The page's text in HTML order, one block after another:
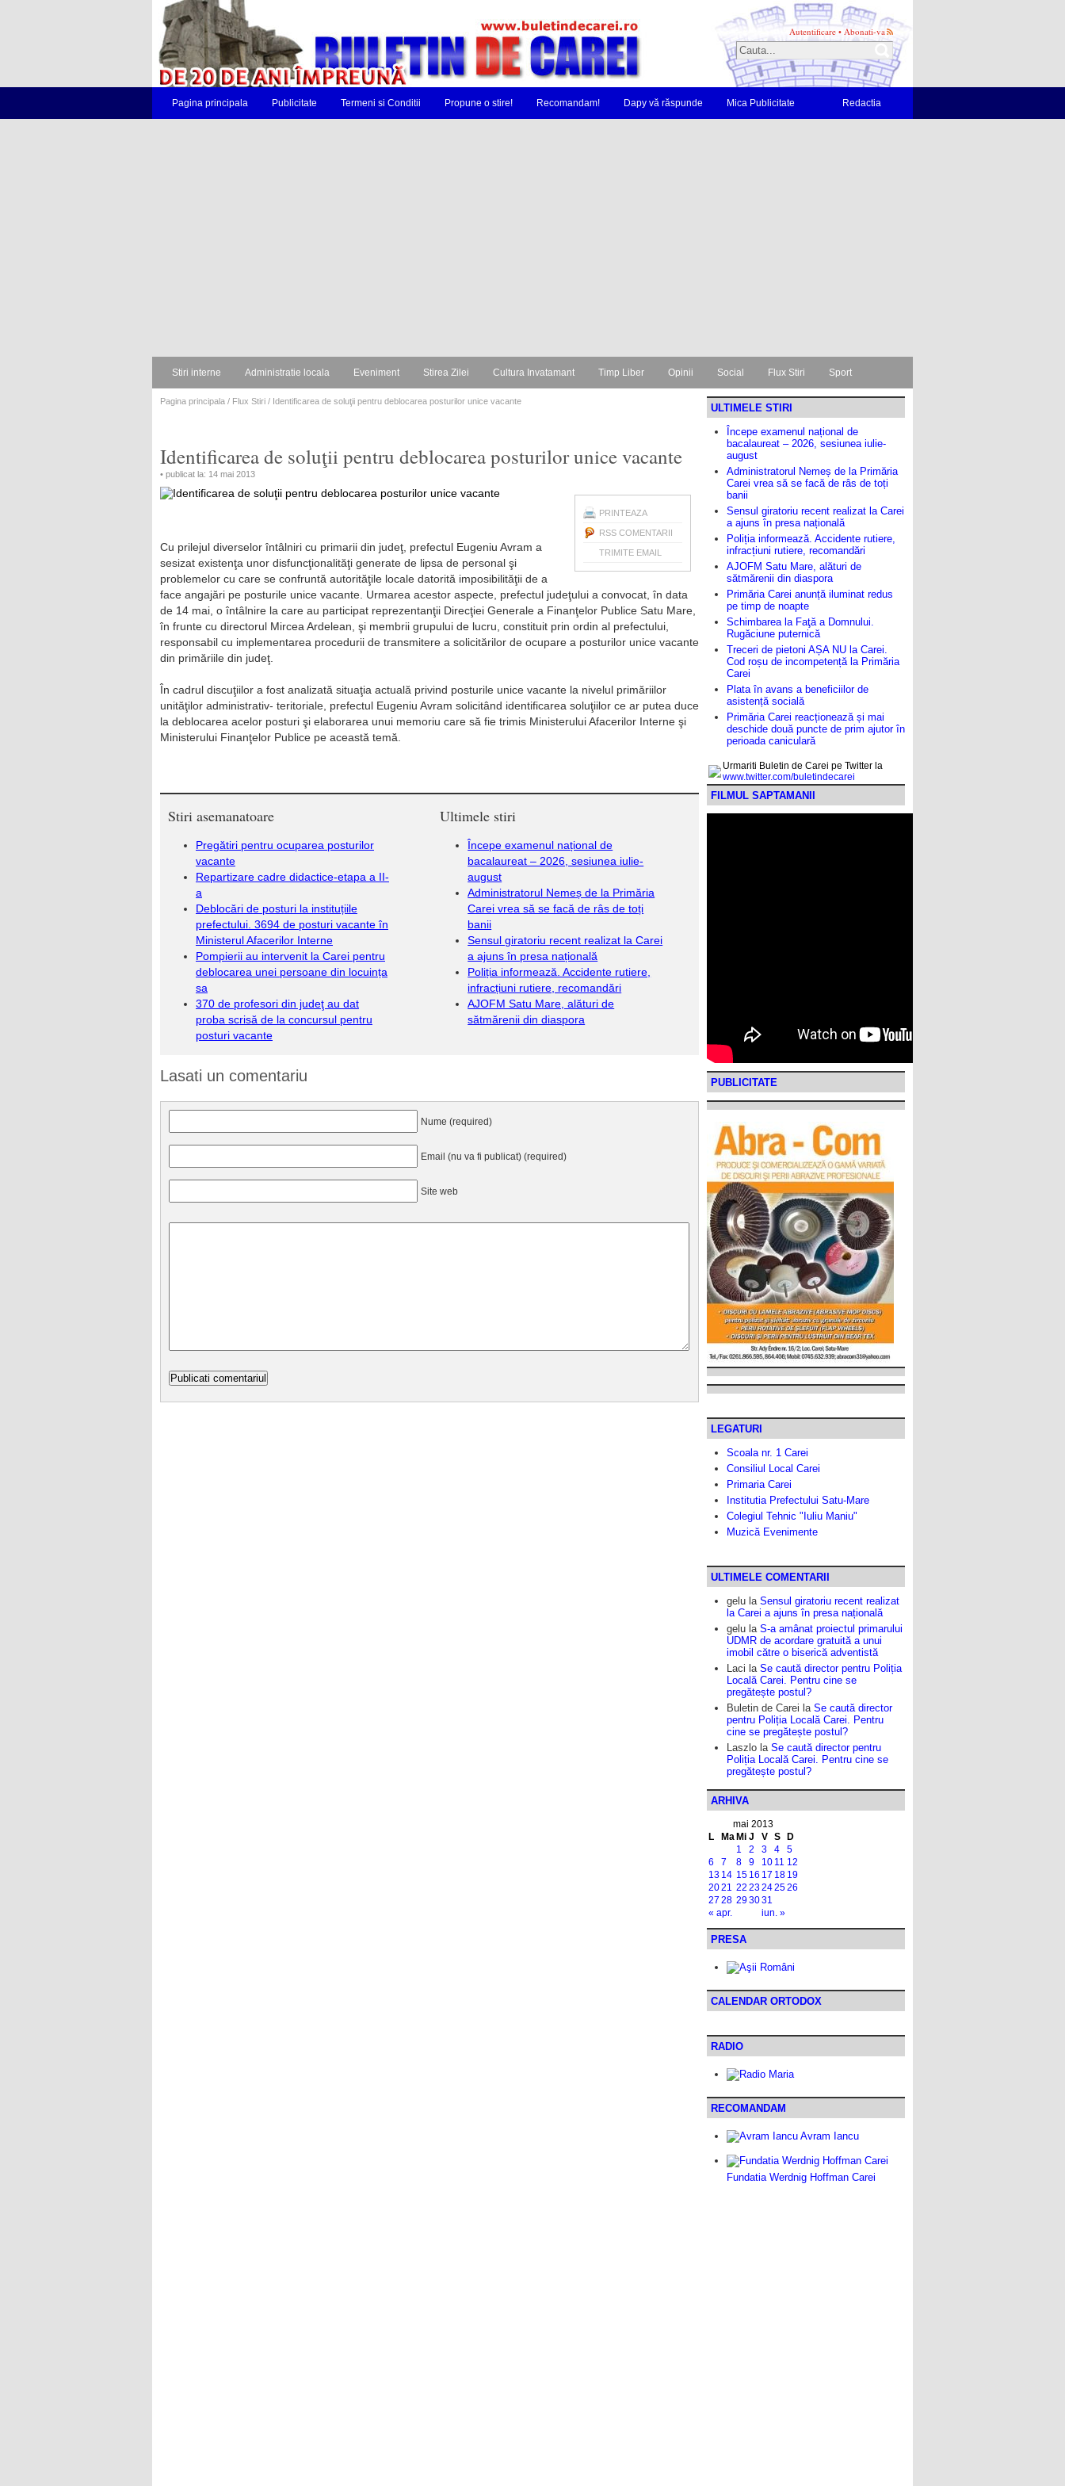
Autentificare • Abonati-va
Pagina principala Publicitate Termeni si Conditii Propune o stire! Recomandam! Dapy vă răspunde Mica Publicitate Redactia
Stiri interne Administratie locala Eveniment Stirea Zilei Cultura Invatamant Timp Liber Opinii Social Flux Stiri Sport
Pagina principala / Flux Stiri / Identificarea de soluţii pentru deblocarea posturilor unice vacante
Identificarea de soluţii pentru deblocarea posturilor unice vacante
• publicat la: 14 mai 2013
PRINTEAZA
RSS COMENTARII
TRIMITE EMAIL
Cu prilejul diverselor întâlniri cu primarii din judeţ, prefectul Eugeniu Avram a
sesizat existenţa unor disfuncţionalităţi generate de lipsa de personal şi
problemelor cu care se confruntă autorităţile locale datorită imposibilităţii de a
face angajări pe posturile unice vacante. Urmarea acestor aspecte, prefectul judeţului a convocat, în data
de 14 mai, o întâlnire la care au participat reprezentanţii Direcţiei Generale a Finanţelor Publice Satu Mare,
în frunte cu directorul Mircea Ardelean, şi membrii grupului de lucru, constituit prin ordin al prefectului,
responsabil cu implementarea procedurii de transmitere a solicitărilor de ocupare a posturilor unice vacante
din primăriile din judeţ.
În cadrul discuţiilor a fost analizată situaţia actuală privind posturile unice vacante la nivelul primăriilor
unităţilor administrativ- teritoriale, prefectul Eugeniu Avram solicitând identificarea soluţiilor ce ar putea duce
la deblocarea acelor posturi şi elaborarea unui memoriu care să fie trimis Ministerului Afacerilor Interne şi
Ministerului Finanţelor Publice pe această temă.
Stiri asemanatoare
Pregătiri pentru ocuparea posturilor
vacante
Repartizare cadre didactice-etapa a II-
a
Deblocări de posturi la instituțiile
prefectului. 3694 de posturi vacante în
Ministerul Afacerilor Interne
Pompierii au intervenit la Carei pentru
deblocarea unei persoane din locuința
sa
370 de profesori din judeţ au dat
proba scrisă de la concursul pentru
posturi vacante
Ultimele stiri
Începe examenul național de
bacalaureat – 2026, sesiunea iulie-
august
Administratorul Nemeș de la Primăria
Carei vrea să se facă de râs de toți
banii
Sensul giratoriu recent realizat la Carei
a ajuns în presa națională
Poliția informează. Accidente rutiere,
infracțiuni rutiere, recomandări
AJOFM Satu Mare, alături de
sătmărenii din diaspora
Lasati un comentariu
Nume (required)
Email (nu va fi publicat) (required)
Site web
ULTIMELE STIRI
Începe examenul național de
bacalaureat – 2026, sesiunea iulie-
august
Administratorul Nemeș de la Primăria
Carei vrea să se facă de râs de toți
banii
Sensul giratoriu recent realizat la Carei
a ajuns în presa națională
Poliția informează. Accidente rutiere,
infracțiuni rutiere, recomandări
AJOFM Satu Mare, alături de
sătmărenii din diaspora
Primăria Carei anunță iluminat redus
pe timp de noapte
Schimbarea la Faţă a Domnului.
Rugăciune puternică
Treceri de pietoni AȘA NU la Carei.
Cod roșu de incompetență la Primăria
Carei
Plata în avans a beneficiilor de
asistență socială
Primăria Carei reacționează și mai
deschide două puncte de prim ajutor în
perioada caniculară
Urmariti Buletin de Carei pe Twitter la
www.twitter.com/buletindecarei
FILMUL SAPTAMANII
PUBLICITATE
LEGATURI
Scoala nr. 1 Carei
Consiliul Local Carei
Primaria Carei
Institutia Prefectului Satu-Mare
Colegiul Tehnic "Iuliu Maniu"
Muzică Evenimente
ULTIMELE COMENTARII
gelu la Sensul giratoriu recent realizat
la Carei a ajuns în presa națională
gelu la S-a amânat proiectul primarului
UDMR de acordare gratuită a unui
imobil către o biserică adventistă
Laci la Se caută director pentru Poliția
Locală Carei. Pentru cine se
pregătește postul?
Buletin de Carei la Se caută director
pentru Poliția Locală Carei. Pentru
cine se pregătește postul?
Laszlo la Se caută director pentru
Poliția Locală Carei. Pentru cine se
pregătește postul?
ARHIVA
mai 2013
L
Ma Mi J V S D
« apr. iun. »
1 2 3 4
5
6
7 8 9 10 11 12
13 14 15 16 17 18 19
2021 22 23242526
27 28 293031
PRESA
CALENDAR ORTODOX
RADIO
RECOMANDAM
Avram Iancu
Fundatia Werdnig Hoffman Carei